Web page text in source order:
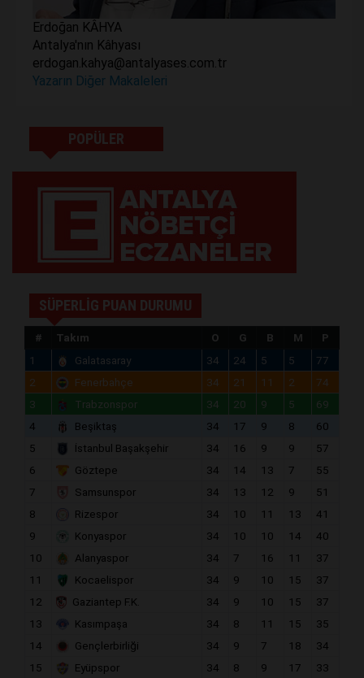
Erdoğan KÂHYA
Antalya'nın Kâhyası
erdogan.kahya@antalyases.com.tr
Yazarın Diğer Makaleleri
POPÜLER
SÜPERLİG PUAN DURUMU
# Takım O G B M
P
1
Galatasaray 34 24 5 5
77
2
Fenerbahçe 34 21 11 2
74
3
Trabzonspor 34 20 9 5
69
4
Beşiktaş 34 17 9 8
60
5
İstanbul Başakşehir 34 16 9 9
57
6
Göztepe 34 14 13 7
55
7
Samsunspor 34 13 12 9
51
8
Rizespor 34 10 11 13
41
9
Konyaspor 34 10 10 14
40
10
Alanyaspor 34 7 16 11
37
11
Kocaelispor 34 9 10 15
37
12
Gaziantep F.K. 34 9 10 15
37
13
Kasımpaşa 34 8 11 15
35
14
Gençlerbirliği 34 9 7 18
34
15
Eyüpspor 34 8 9 17
33